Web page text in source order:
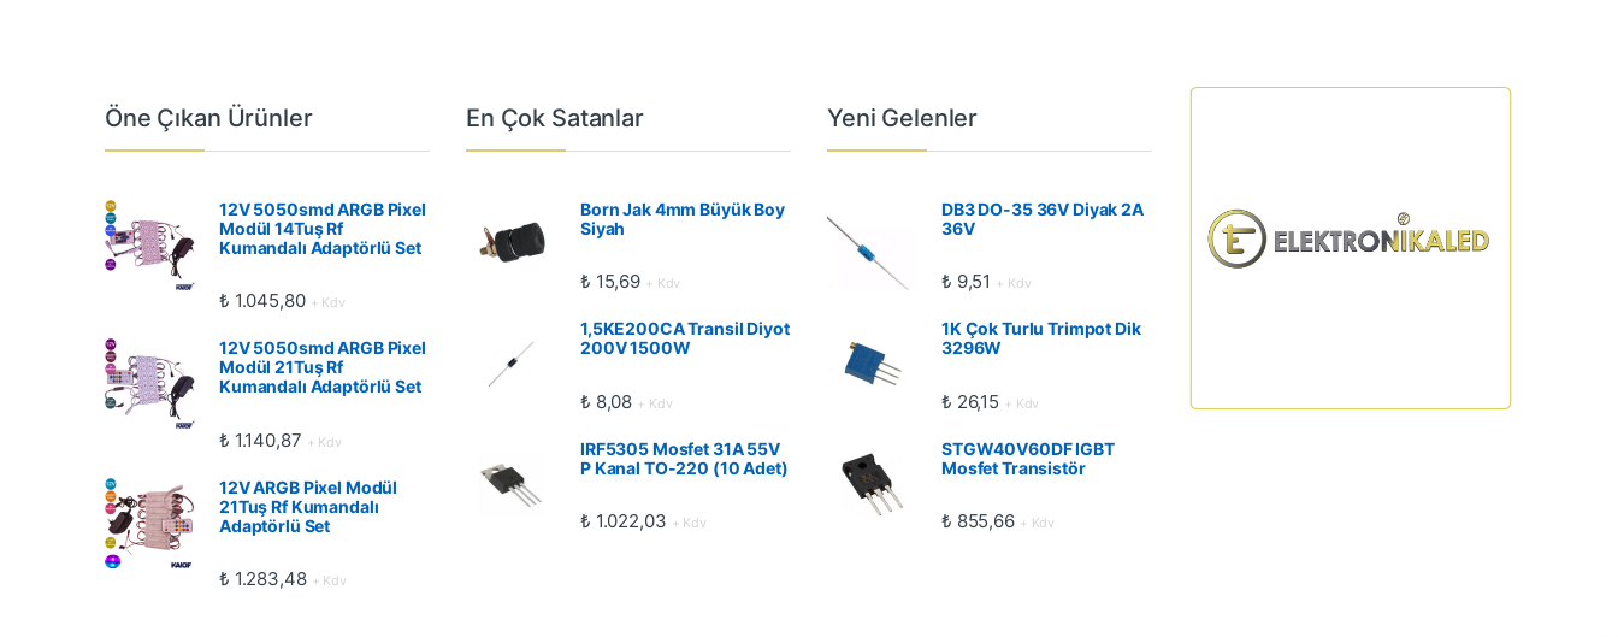
Öne Çıkan Ürünler
12V 5050smd ARGB Pixel
Modül 14Tuş Rf
Kumandalı Adaptörlü Set
₺ 1.045,80 + Kdv
12V 5050smd ARGB Pixel
Modül 21Tuş Rf
Kumandalı Adaptörlü Set
₺ 1.140,87 + Kdv
12V ARGB Pixel Modül
21Tuş Rf Kumandalı
Adaptörlü Set
₺ 1.283,48 + Kdv
En Çok Satanlar
Born Jak 4mm Büyük Boy
Siyah
₺ 15,69 + Kdv
1,5KE200CA Transil Diyot
200V 1500W
₺ 8,08 + Kdv
IRF5305 Mosfet 31A 55V
P Kanal TO-220 (10 Adet)
₺ 1.022,03 + Kdv
Yeni Gelenler
DB3 DO-35 36V Diyak 2A
36V
₺ 9,51 + Kdv
1K Çok Turlu Trimpot Dik
3296W
₺ 26,15 + Kdv
STGW40V60DF IGBT
Mosfet Transistör
₺ 855,66 + Kdv